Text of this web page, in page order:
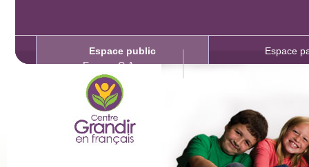
Espace public
Espace
Espace C.A.